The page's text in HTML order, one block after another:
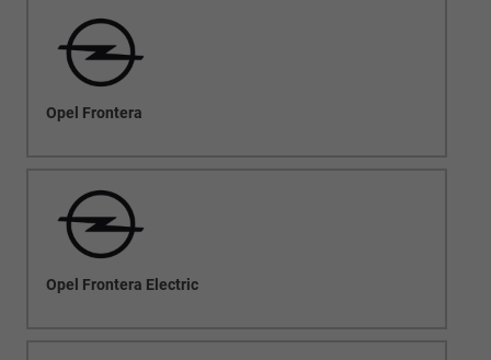
Opel Frontera
Opel Frontera Electric